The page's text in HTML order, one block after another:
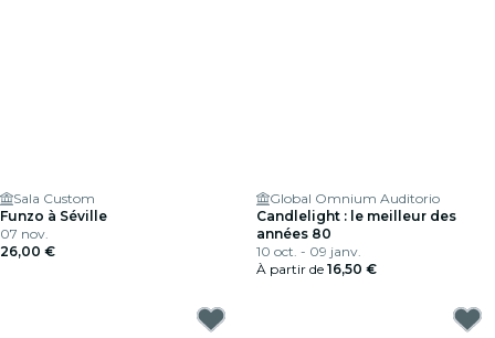
Sala Custom
Funzo à Séville
07 nov.
26,00 €
Global Omnium Auditorio
Candlelight : le meilleur des
années 80
10 oct. - 09 janv.
À partir de 16,50 €